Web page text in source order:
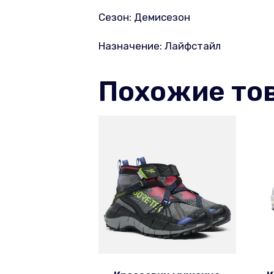
Сезон: Демисезон
Назначение: Лайфстайл
Похожие